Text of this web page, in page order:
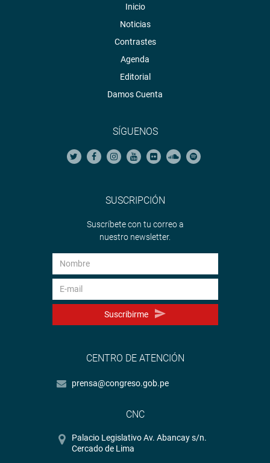
Inicio
Noticias
Contrastes
Agenda
Editorial
Damos Cuenta
SÍGUENOS
SUSCRIPCIÓN
Suscríbete con tu correo a
nuestro newsletter.
Suscribirme
CENTRO DE ATENCIÓN
prensa@congreso.gob.pe
CNC
Palacio Legislativo Av. Abancay s/n.
Cercado de Lima